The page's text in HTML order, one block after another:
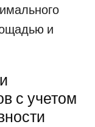
и
с учетом